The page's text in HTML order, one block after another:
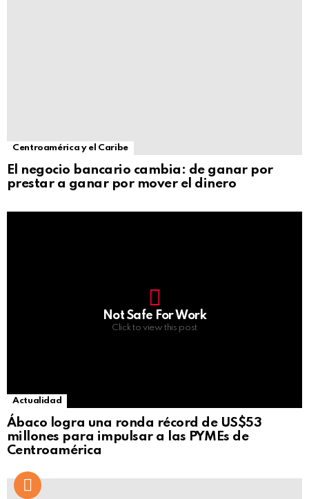
Centroamérica y el Caribe
El negocio bancario cambia: de ganar por
prestar a ganar por mover el dinero
Not Safe For Work
Click to view this post
Actualidad
Ábaco logra una ronda récord de US$53
millones para impulsar a las PYMEs de
Centroamérica